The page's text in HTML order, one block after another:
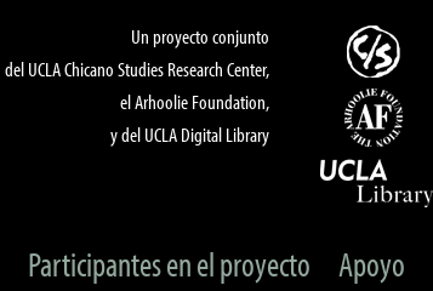
Un proyecto conjunto
del UCLA Chicano Studies Research Center,
el Arhoolie Foundation,
y del UCLA Digital Library
Participantes en el proyecto Apoyo